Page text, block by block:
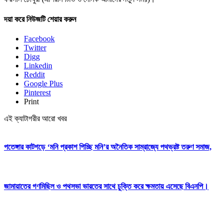
দয়া করে নিউজটি শেয়ার করুন
Facebook
Twitter
Digg
Linkedin
Reddit
Google Plus
Pinterest
Print
এই ক্যাটাগরীর আরো খবর
পতেঙ্গার কাটগড়ে ‘মনি প্রকাশ পিচ্ছি মনি’র অনৈতিক সাম্রাজ্যে পথভ্রষ্ট তরুণ সমাজ,
জামায়াতের গণমিছিল ও পথসভা ভারতের সাথে চুক্তি করে ক্ষমতায় এসেছে বিএনপি।